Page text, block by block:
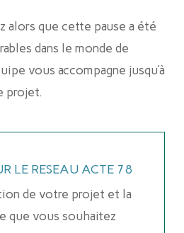
alors que cette pause a été
dans le monde de
vous accompagne jusqu’à
projet.
LE RESEAU ACTE 78
de votre projet et la
que vous souhaitez